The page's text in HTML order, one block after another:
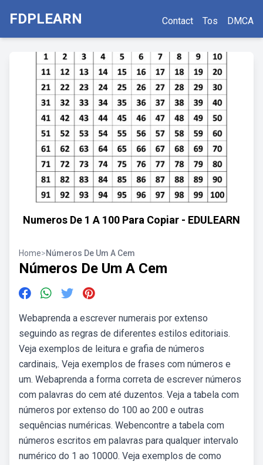
FDPLEARN Contact Tos DMCA
Numeros De 1 A 100 Para Copiar - EDULEARN
Home>Números De Um A Cem
Números De Um A Cem
Webaprenda a escrever numerais por extenso
seguindo as regras de diferentes estilos editoriais.
Veja exemplos de leitura e grafia de números
cardinais,. Veja exemplos de frases com números e
um. Webaprenda a forma correta de escrever números
com palavras do cem até duzentos. Veja a tabela com
números por extenso do 100 ao 200 e outras
sequências numéricas. Webencontre a tabela com
números escritos em palavras para qualquer intervalo
numérico do 1 ao 10000. Veja exemplos de como